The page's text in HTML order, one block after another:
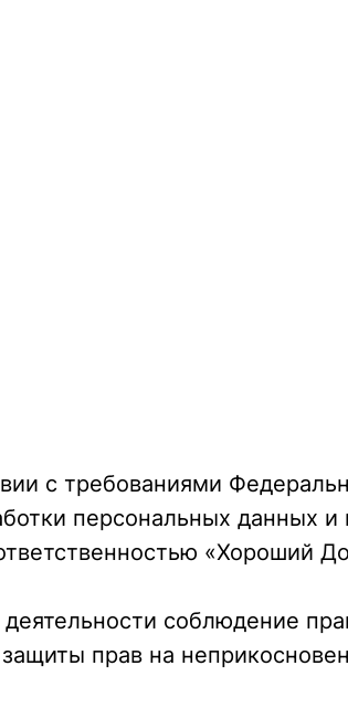
с требованиями
персональных данных
«Хороший
соблюдение
прав на